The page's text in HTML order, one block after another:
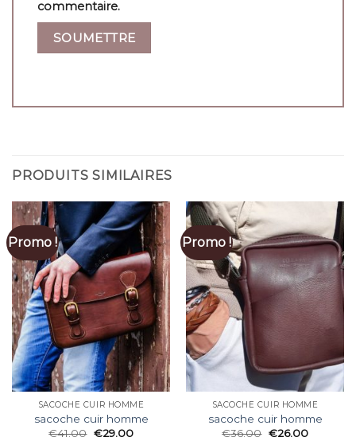
commentaire.
PRODUITS SIMILAIRES
Promo !
SACOCHE CUIR HOMME
sacoche cuir homme
€41.00 €29.00
Promo !
SACOCHE CUIR HOMME
sacoche cuir homme
€36.00 €26.00